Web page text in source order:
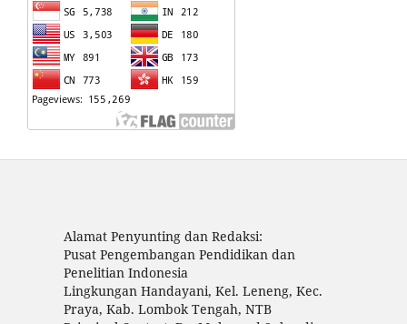
Alamat Penyunting dan Redaksi:
Pusat Pengembangan Pendidikan dan
Penelitian Indonesia
Lingkungan Handayani, Kel. Leneng, Kec.
Praya, Kab. Lombok Tengah, NTB